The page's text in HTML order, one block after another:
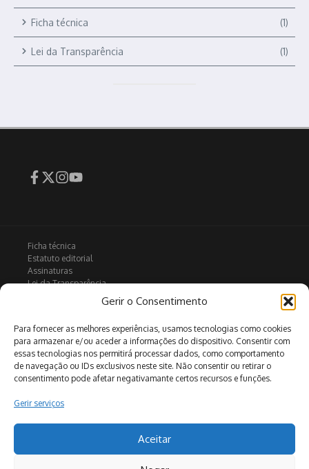
Gerir o Consentimento
Para fornecer as melhores experiências, usamos tecnologias como cookies
para armazenar e/ou aceder a informações do dispositivo. Consentir com
essas tecnologias nos permitirá processar dados, como comportamento
de navegação ou IDs exclusivos neste site. Não consentir ou retirar o
consentimento pode afetar negativamante certos recursos e funções.
Gerir serviços
Aceitar
Ficha técnica (1)
Lei da Transparência (1)
Ficha técnica
Estatuto editorial
Assinaturas
Lei da Transparência
Política de privacidade
Arquivo